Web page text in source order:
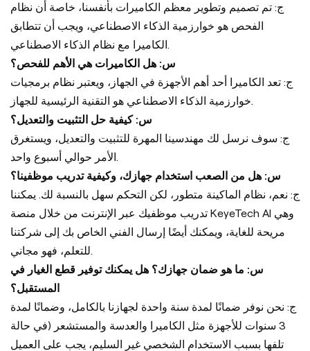
ج: تم تصميم وتطوير معظم الكاميرات بأنفسنا، خاصة أن نظام
الفحص هو خوارزمية الذكاء الاصطناعي، ويجب أن تتطابق
الكاميرا مع نظام الذكاء الاصطناعي.
س: هل الكاميرات هي الأهم للفحص؟
ج: تعد الكاميرا أحد أهم الأجهزة في الجهاز، ويعتبر نظام برمجيات
خوارزمية الذكاء الاصطناعي هو التقنية الرئيسية للجهاز.
س: كيفية حل التثبيت والتعديل؟
ج: سوف نرسل لك مهندسينا المهرة للتثبيت والتعديل، ويستغرق
الأمر حوالي أسبوع واحد.
س: هل من الصعب استخدام جهازك، وكيفية تدريب موظفينا؟
ج: نعم، نظام الماكينة متطور، لكن التحكم سهل بالنسبة لك. يمكننا
تدريب موظفيك عبر الإنترنت من خلال منصة KeyeTech AI وهي
مريحة للغاية، ويمكنك أيضًا إرسال الفني الخاص بك إلى شركتنا
للتعلم، فهو مجاني.
س: ما هو ضمان جهازك؟ هل يمكنك توفير قطع الغيار في
المستقبل؟
ج: نحن نوفر ضمانًا لمدة سنة واحدة لجهازنا بالكامل، وضمانًا لمدة
3 سنوات للأجهزة مثل الكاميرا والعدسة والمستشعر (في حالة
تلفها بسبب الاستخدام الشخصي غير السليم، يجب على العميل